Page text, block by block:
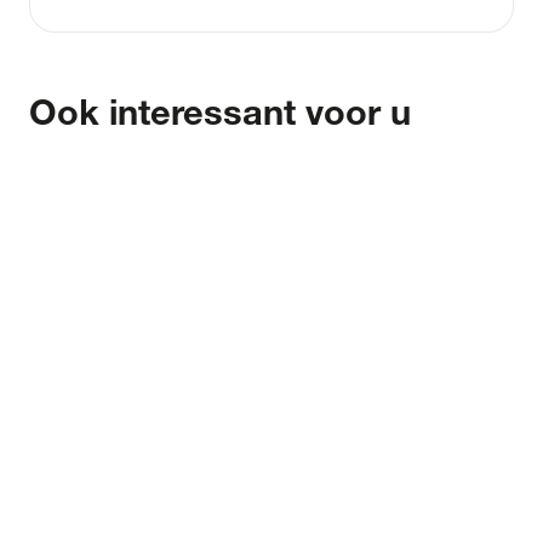
Ook interessant voor u